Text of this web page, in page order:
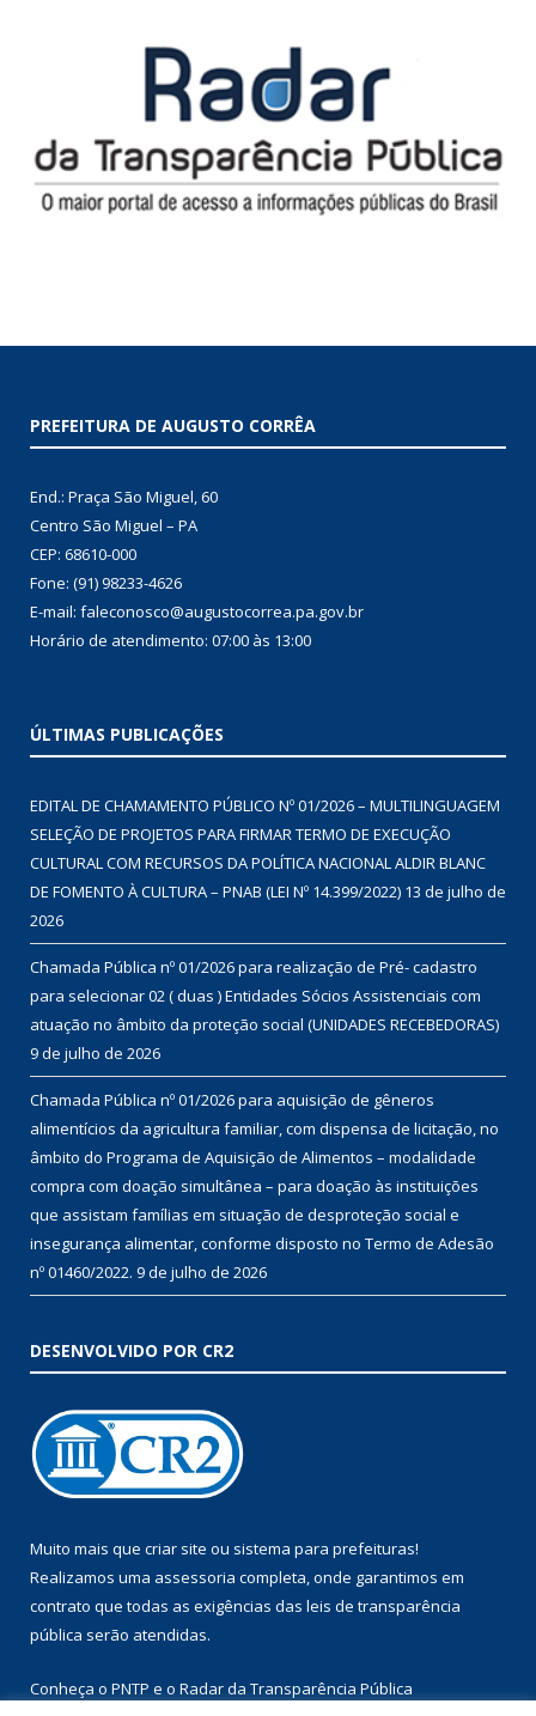
PREFEITURA DE AUGUSTO CORRÊA
End.: Praça São Miguel, 60
Centro São Miguel – PA
CEP: 68610-000
Fone: (91) 98233-4626
E-mail: faleconosco@augustocorrea.pa.gov.br
Horário de atendimento: 07:00 às 13:00
ÚLTIMAS PUBLICAÇÕES
EDITAL DE CHAMAMENTO PÚBLICO Nº 01/2026 – MULTILINGUAGEM
SELEÇÃO DE PROJETOS PARA FIRMAR TERMO DE EXECUÇÃO
CULTURAL COM RECURSOS DA POLÍTICA NACIONAL ALDIR BLANC
DE FOMENTO À CULTURA – PNAB (LEI Nº 14.399/2022) 13 de julho de
2026
Chamada Pública nº 01/2026 para realização de Pré- cadastro
para selecionar 02 ( duas ) Entidades Sócios Assistenciais com
atuação no âmbito da proteção social (UNIDADES RECEBEDORAS)
9 de julho de 2026
Chamada Pública nº 01/2026 para aquisição de gêneros
alimentícios da agricultura familiar, com dispensa de licitação, no
âmbito do Programa de Aquisição de Alimentos – modalidade
compra com doação simultânea – para doação às instituições
que assistam famílias em situação de desproteção social e
insegurança alimentar, conforme disposto no Termo de Adesão
nº 01460/2022. 9 de julho de 2026
DESENVOLVIDO POR CR2
Muito mais que criar site ou sistema para prefeituras!
Realizamos uma assessoria completa, onde garantimos em
contrato que todas as exigências das leis de transparência
pública serão atendidas.
Conheça o PNTP e o Radar da Transparência Pública